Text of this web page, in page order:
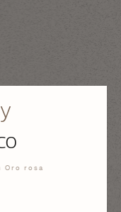
Oro rosa